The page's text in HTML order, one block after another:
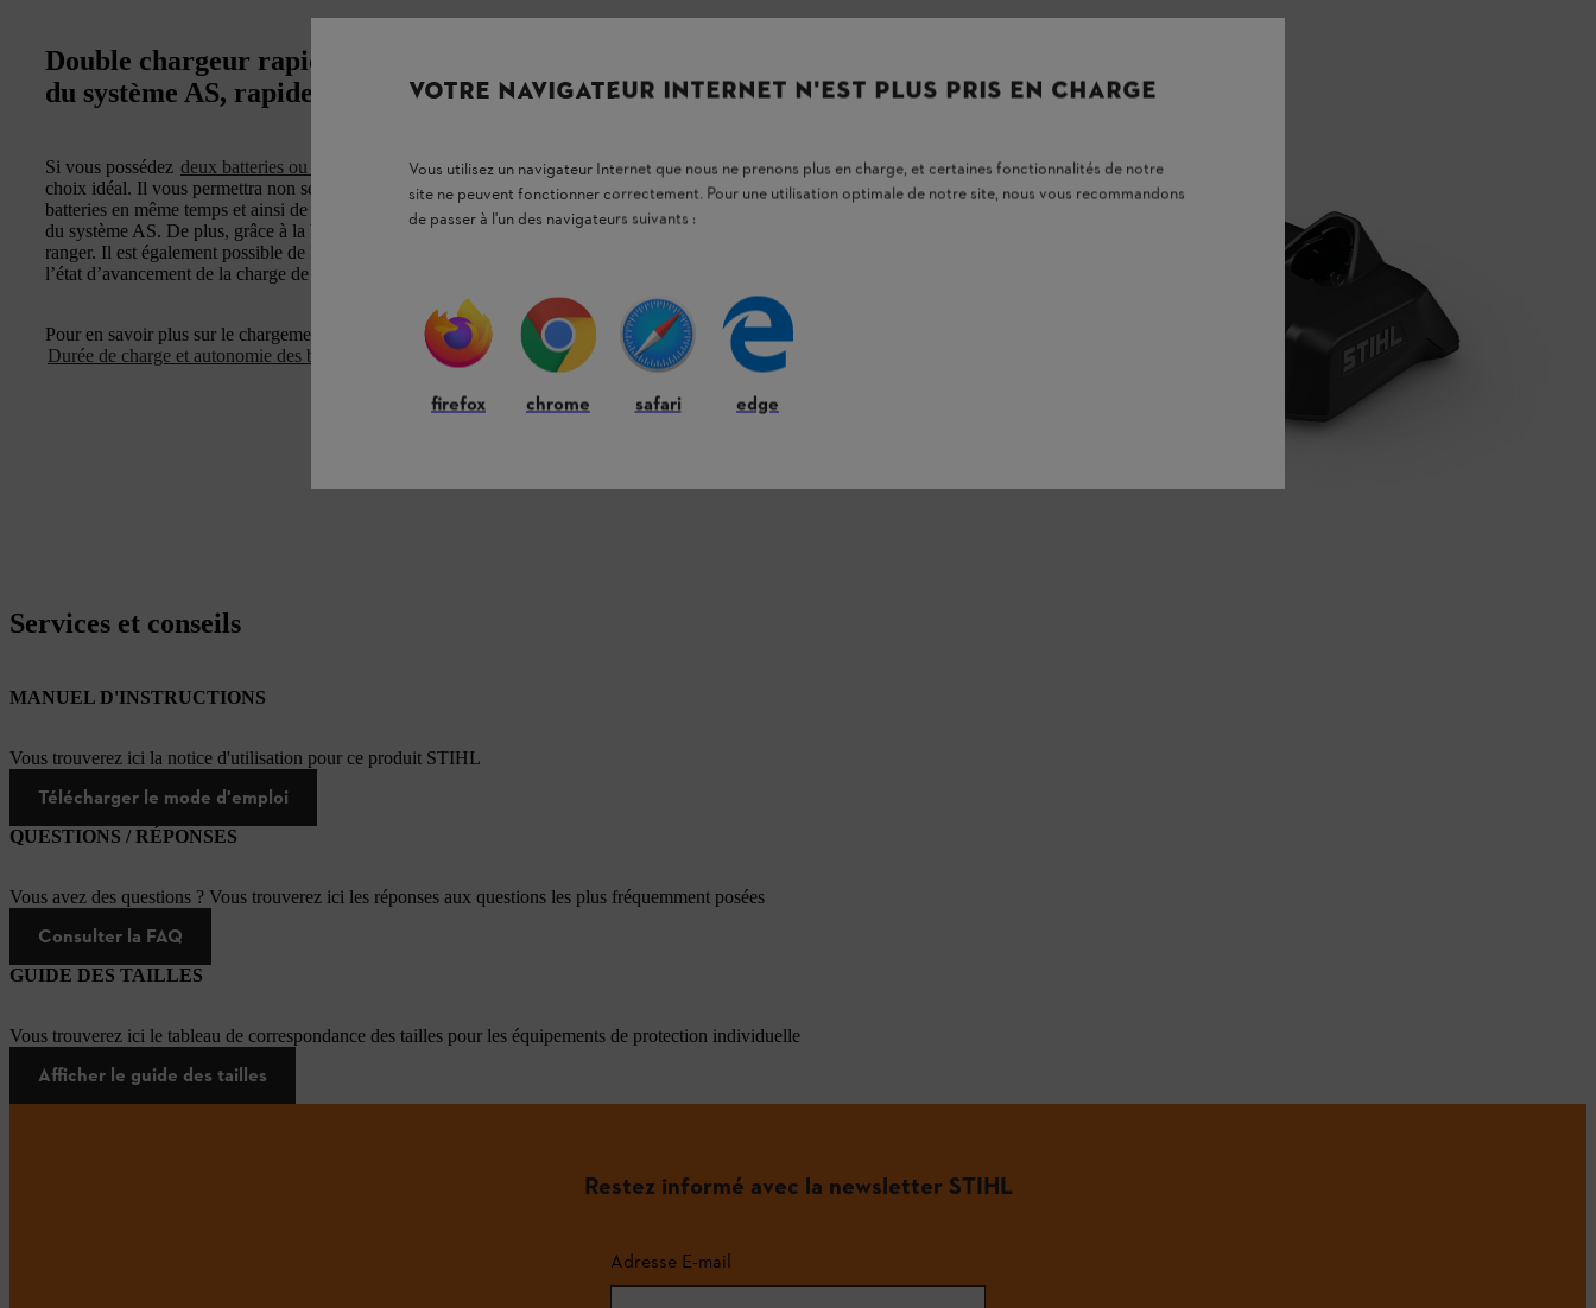
Double chargeur rapide AL 5-2 : chargez simultanément 2 batteries
du système AS, rapidement et en douceur
Si vous possédez deux batteries ou plus du système STIHL AS , le double chargeur rapide STIHL AL 5-2 est le
choix idéal. Il vous permettra non seulement d’économiser du temps de charge, mais aussi de recharger deux
batteries en même temps et ainsi de réduire les interruptions de charge lorsque vous travaillez avec des machines
du système AS. De plus, grâce à la bande velcro qui permet d’enrouler le câble, il est très facile à transporter et à
ranger. Il est également possible de le fixer au mur. Les indicateurs de charge intégrés avec LED vous indiquent
l’état d’avancement de la charge de chaque batterie.
Pour en savoir plus sur le chargement des batteries et les précautions à prendre, consultez notre page STIHL
Durée de charge et autonomie des batteries STIHL
.
Services et conseils
MANUEL D'INSTRUCTIONS
Vous trouverez ici la notice d'utilisation pour ce produit STIHL
Télécharger le mode d'emploi
QUESTIONS / RÉPONSES
Vous avez des questions ? Vous trouverez ici les réponses aux questions les plus fréquemment posées
Consulter la FAQ
GUIDE DES TAILLES
Vous trouverez ici le tableau de correspondance des tailles pour les équipements de protection individuelle
Afficher le guide des tailles
Restez informé avec la newsletter STIHL
Adresse E-mail
VOTRE NAVIGATEUR INTERNET N'EST PLUS PRIS EN CHARGE
Vous utilisez un navigateur Internet que nous ne prenons plus en charge, et certaines fonctionnalités de notre
site ne peuvent fonctionner correctement. Pour une utilisation optimale de notre site, nous vous recommandons
de passer à l'un des navigateurs suivants :
firefox chrome safari edge